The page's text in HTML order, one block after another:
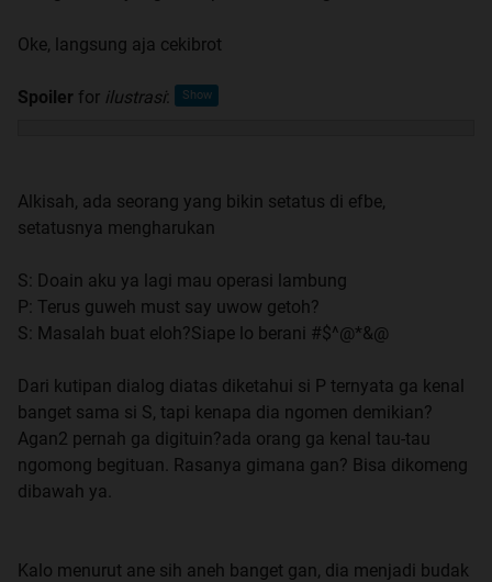
Oke, langsung aja cekibrot
Spoiler for ilustrasi:
Alkisah, ada seorang yang bikin setatus di efbe,
setatusnya mengharukan
S: Doain aku ya lagi mau operasi lambung
P: Terus guweh must say uwow getoh?
S: Masalah buat eloh?Siape lo berani #$^@*&@
Dari kutipan dialog diatas diketahui si P ternyata ga kenal
banget sama si S, tapi kenapa dia ngomen demikian?
Agan2 pernah ga digituin?ada orang ga kenal tau-tau
ngomong begituan. Rasanya gimana gan? Bisa dikomeng
dibawah ya.
Kalo menurut ane sih aneh banget gan, dia menjadi budak